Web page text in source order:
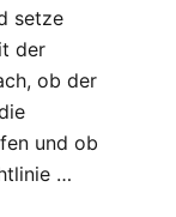
setze
der
ob der
und ob
…